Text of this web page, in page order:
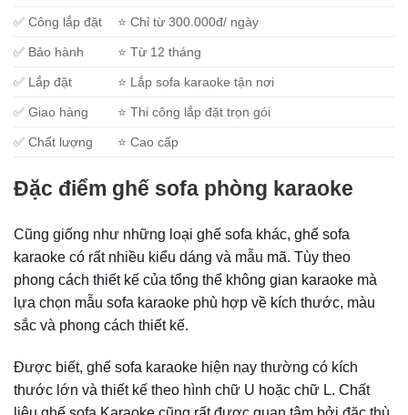
✅ Công lắp đặt ⭐ Chỉ từ 300.000đ/ ngày
✅ Bảo hành ⭐ Từ 12 tháng
✅ Lắp đặt ⭐ Lắp sofa karaoke tận nơi
✅ Giao hàng ⭐ Thi công lắp đặt trọn gói
✅ Chất lượng ⭐ Cao cấp
Đặc điểm ghế sofa phòng karaoke
Cũng giống như những loại ghế sofa khác, ghế sofa
karaoke có rất nhiều kiểu dáng và mẫu mã. Tùy theo
phong cách thiết kế của tổng thể không gian karaoke mà
lựa chọn mẫu sofa karaoke phù hợp về kích thước, màu
sắc và phong cách thiết kế.
Được biết, ghế sofa karaoke hiện nay thường có kích
thước lớn và thiết kế theo hình chữ U hoặc chữ L. Chất